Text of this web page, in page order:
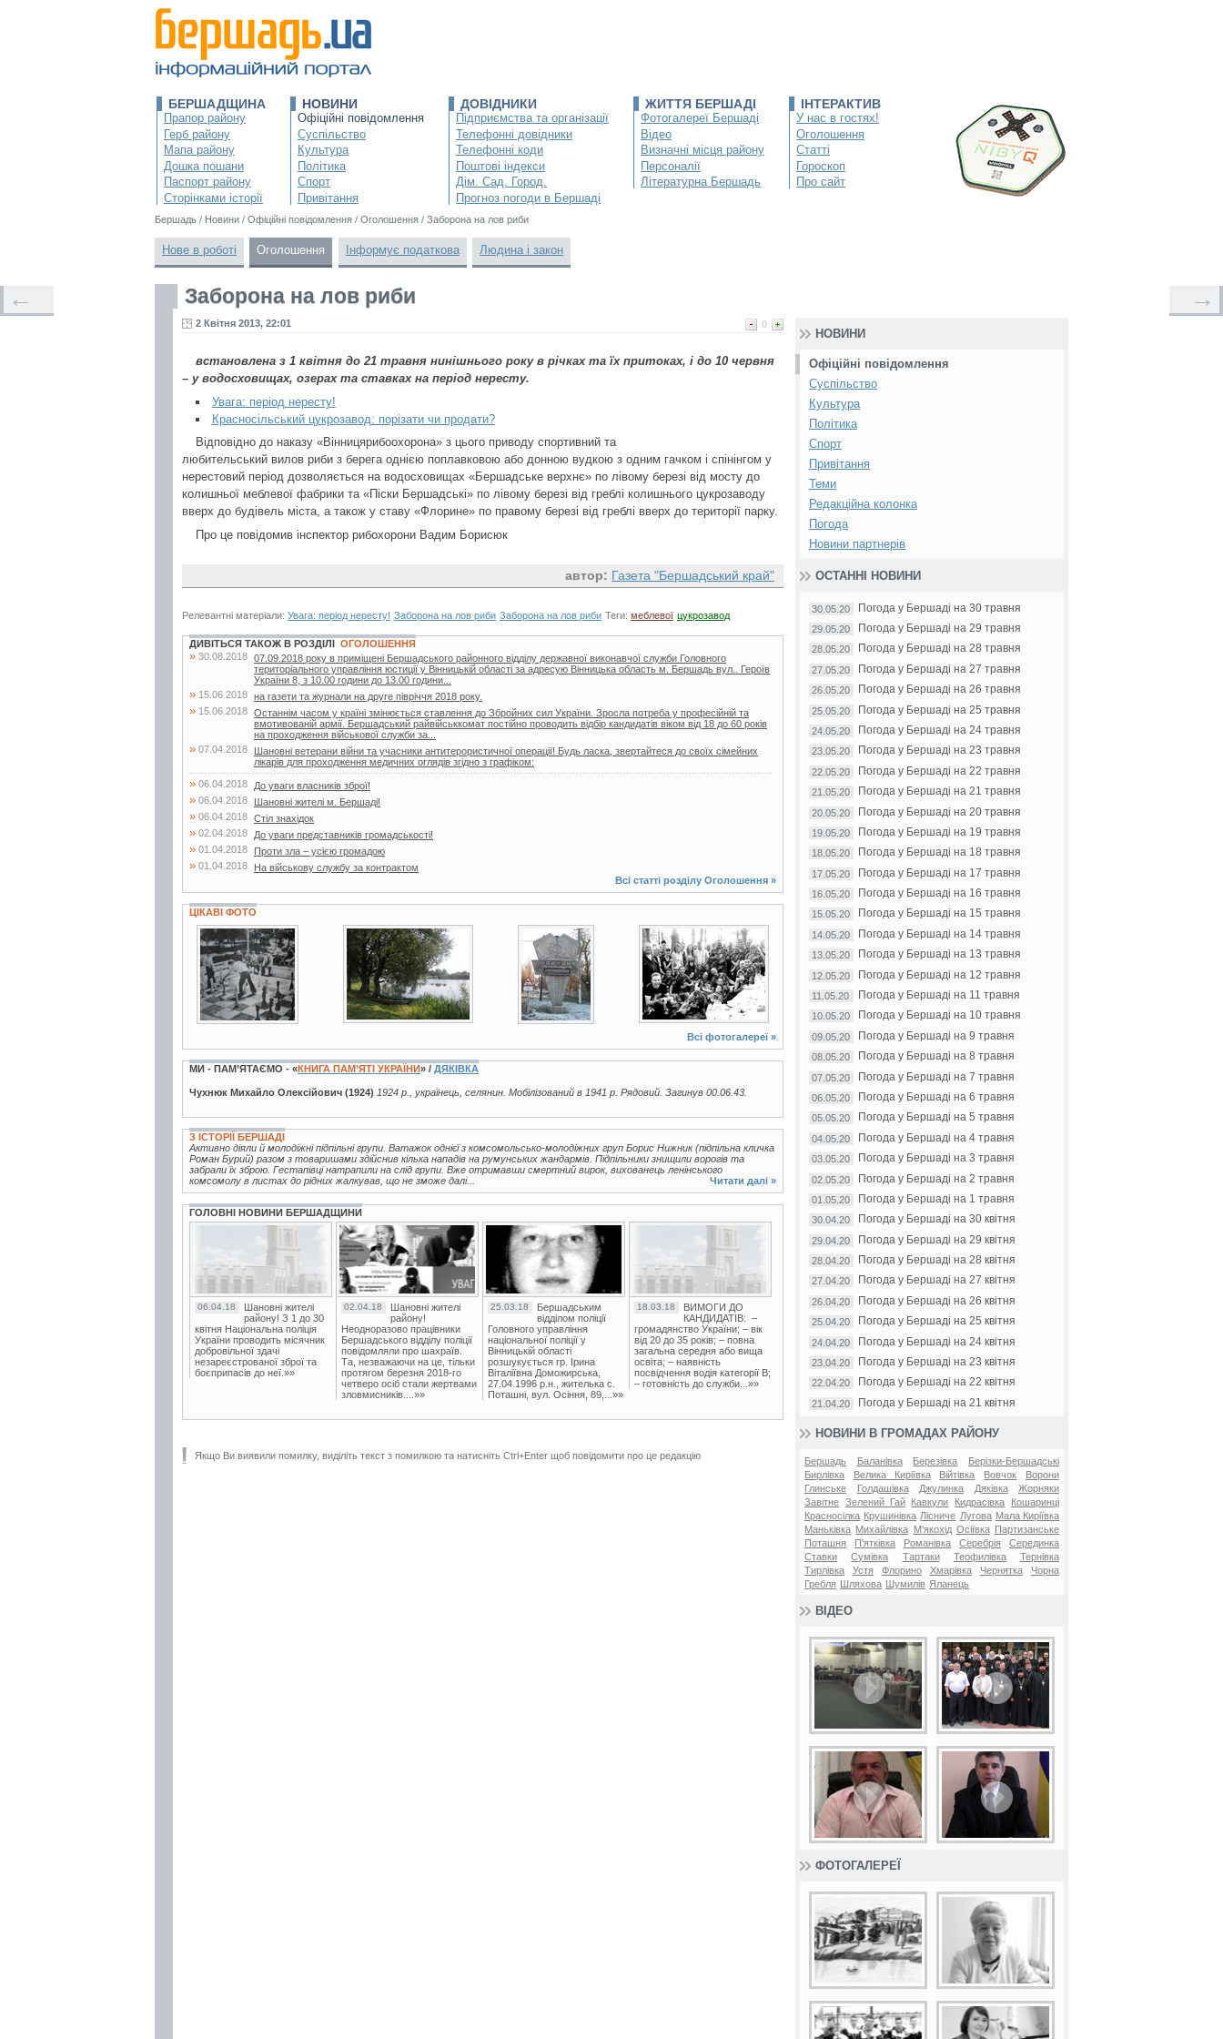
БЕРШАДЩИНА
Прапор району
Герб району
Мапа району
Дошка пошани
Паспорт району
Сторінками історії
НОВИНИ
Офіційні повідомлення
Суспільство
Культура
Політика
Спорт
Привітання
ДОВІДНИКИ
Підприємства та організації
Телефонні довідники
Телефонні коди
Поштові індекси
Дім. Сад. Город.
Прогноз погоди в Бершаді
ЖИТТЯ БЕРШАДІ
Фотогалереї Бершаді
Відео
Визначні місця району
Персоналії
Літературна Бершадь
ІНТЕРАКТИВ
У нас в гостях!
Оголошення
Статті
Гороскоп
Про сайт
Бершадь / Новини / Офіційні повідомлення / Оголошення / Заборона на лов риби
Нове в роботі Оголошення Інформує податкова Людина і закон
Заборона на лов риби
0
2 Квітня 2013, 22:01
встановлена з 1 квітня до 21 травня нинішнього року в річках та їх притоках, і до 10 червня
– у водосховищах, озерах та ставках на період нересту.
Увага: період нересту!
Красносільський цукрозавод: порізати чи продати?
Відповідно до наказу «Вінницярибоохорона» з цього приводу спортивний та
любительський вилов риби з берега однією поплавковою або донною вудкою з одним гачком і спінінгом у
нерестовий період дозволяється на водосховищах «Бершадське верхнє» по лівому березі від мосту до
колишньої меблевої фабрики та «Піски Бершадські» по лівому березі від греблі колишнього цукрозаводу
вверх до будівель міста, а також у ставу «Флорине» по правому березі від греблі вверх до території парку.
Про це повідомив інспектор рибохорони Вадим Борисюк
автор: Газета "Бершадський край"
Релевантні матеріали: Увага: період нересту! Заборона на лов риби Заборона на лов риби Теги: меблевої цукрозавод
← →
ДИВІТЬСЯ ТАКОЖ В РОЗДІЛІ ОГОЛОШЕННЯ
» 30.08.2018 07.09.2018 року в приміщені Бершадського районного відділу державної виконавчої служби Головного
територіального управління юстиції у Вінницькій області за адресую Вінницька область м. Бершадь вул.. Героїв
України 8, з 10.00 години до 13.00 години...
» 15.06.2018 на газети та журнали на друге півріччя 2018 року.
» 15.06.2018 Останнім часом у країні змінюється ставлення до Збройних сил України. Зросла потреба у професійній та
вмотивованій армії. Бершадський райвійськкомат постійно проводить відбір кандидатів віком від 18 до 60 років
на проходження військової служби за...
» 07.04.2018
Шановні ветерани війни та учасники антитерористичної операції! Будь ласка, звертайтеся до своїх сімейних
лікарів для проходження медичних оглядів згідно з графіком:
» 06.04.2018 До уваги власників зброї!
» 06.04.2018 Шановні жителі м. Бершаді!
» 06.04.2018 Стіл знахідок
» 02.04.2018 До уваги представників громадськості!
» 01.04.2018 Проти зла – усією громадою
» 01.04.2018
На військову службу за контрактом
Всі статті розділу Оголошення »
ЦІКАВІ ФОТО
17 фото 25 фото 13 фото 3 фото
Всі фотогалереї »
МИ - ПАМ’ЯТАЄМО - «КНИГА ПАМ’ЯТІ УКРАЇНИ» / ДЯКІВКА
Чухнюк Михайло Олексійович (1924) 1924 р., українець, селянин. Мобілізований в 1941 р. Рядовий. Загинув 00.06.43.
З ІСТОРІЇ БЕРШАДІ
Активно діяли й молодіжні підпільні групи. Ватажок однієї з комсомольсько-молодіжних груп Борис Нижник (підпільна кличка
Роман Бурий) разом з товаришами здійснив кілька нападів на румунських жандармів. Підпільники знищили ворогів та
забрали їх зброю. Гестапівці натрапили на слід групи. Вже отримавши смертний вирок, вихованець ленінського
комсомолу в листах до рідних жалкував, що не зможе далі...
Читати далі »
ГОЛОВНІ НОВИНИ БЕРШАДЩИНИ
06.04.18
Шановні жителі
району! З 1 до 30
квітня Національна поліція
України проводить місячник
добровільної здачі
незареєстрованої зброї та
боєприпасів до неї.»»
02.04.18
Шановні жителі
району!
Неодноразово працівники
Бершадського відділу поліції
повідомляли про шахраїв.
Та, незважаючи на це, тільки
протягом березня 2018-го
четверо осіб стали жертвами
зловмисників....»»
25.03.18
Бершадським
відділом поліції
Головного управління
національної поліції у
Вінницькій області
розшукується гр. Ірина
Віталіївна Доможирська,
27.04.1996 р.н., жителька с.
Поташні, вул. Осіння, 89,...»»
18.03.18
ВИМОГИ ДО
КАНДИДАТІВ: –
громадянство України; – вік
від 20 до 35 років; – повна
загальна середня або вища
освіта; – наявність
посвідчення водія категорії В;
– готовність до служби...»»
Якщо Ви виявили помилку, виділіть текст з помилкою та натисніть Ctrl+Enter щоб повідомити про це редакцію
НОВИНИ
Офіційні повідомлення
Суспільство
Культура
Політика
Спорт
Привітання
Теми
Редакційна колонка
Погода
Новини партнерів
ОСТАННІ НОВИНИ
30.05.20 Погода у Бершаді на 30 травня
29.05.20 Погода у Бершаді на 29 травня
28.05.20 Погода у Бершаді на 28 травня
27.05.20 Погода у Бершаді на 27 травня
26.05.20 Погода у Бершаді на 26 травня
25.05.20 Погода у Бершаді на 25 травня
24.05.20 Погода у Бершаді на 24 травня
23.05.20 Погода у Бершаді на 23 травня
22.05.20 Погода у Бершаді на 22 травня
21.05.20 Погода у Бершаді на 21 травня
20.05.20 Погода у Бершаді на 20 травня
19.05.20 Погода у Бершаді на 19 травня
18.05.20 Погода у Бершаді на 18 травня
17.05.20 Погода у Бершаді на 17 травня
16.05.20 Погода у Бершаді на 16 травня
15.05.20 Погода у Бершаді на 15 травня
14.05.20 Погода у Бершаді на 14 травня
13.05.20 Погода у Бершаді на 13 травня
12.05.20 Погода у Бершаді на 12 травня
11.05.20 Погода у Бершаді на 11 травня
10.05.20 Погода у Бершаді на 10 травня
09.05.20 Погода у Бершаді на 9 травня
08.05.20 Погода у Бершаді на 8 травня
07.05.20 Погода у Бершаді на 7 травня
06.05.20 Погода у Бершаді на 6 травня
05.05.20 Погода у Бершаді на 5 травня
04.05.20 Погода у Бершаді на 4 травня
03.05.20 Погода у Бершаді на 3 травня
02.05.20 Погода у Бершаді на 2 травня
01.05.20 Погода у Бершаді на 1 травня
30.04.20 Погода у Бершаді на 30 квітня
29.04.20 Погода у Бершаді на 29 квітня
28.04.20 Погода у Бершаді на 28 квітня
27.04.20 Погода у Бершаді на 27 квітня
26.04.20 Погода у Бершаді на 26 квітня
25.04.20 Погода у Бершаді на 25 квітня
24.04.20 Погода у Бершаді на 24 квітня
23.04.20 Погода у Бершаді на 23 квітня
22.04.20 Погода у Бершаді на 22 квітня
21.04.20 Погода у Бершаді на 21 квітня
НОВИНИ В ГРОМАДАХ РАЙОНУ
Бершадь Баланівка Березівка
Берізки-Бершадські
Бирлівка
Велика Киріївка Війтівка Вовчок
Ворони
Глинське
Голдашівка Джулинка Дяківка
Жорняки
Завітне Зелений Гай Кавкули Кидрасівка
Кошаринці
Красносілка Крушинівка Лісниче Лугова Мала Киріївка
Маньківка Михайлівка М'якохід Осіївка
Партизанське
Поташня
П'ятківка Романівка Серебрія
Серединка
Ставки
Сумівка Тартаки Теофилівка
Тернівка
Тирлівка
Устя Флорино Хмарівка Чернятка
Чорна
Гребля
Шляхова Шумилів Яланець
ВІДЕО
ФОТОГАЛЕРЕЇ